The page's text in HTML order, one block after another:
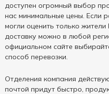
доступен огромный выбор
нас минимальные цены. Если
могли оценить только
доставку можно в любой
официальном сайте
способ перевозки.
Отделения компания
почтой придут быстро,